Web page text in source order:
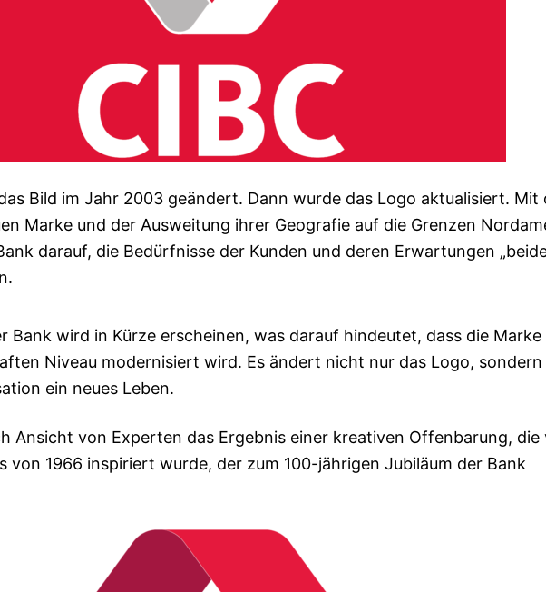
Bild im Jahr 2003 geändert. Dann wurde das Logo aktualisiert. Mit
Marke und der Ausweitung ihrer Geografie auf die Grenzen
darauf, die Bedürfnisse der Kunden und deren Erwartungen
Bank wird in Kürze erscheinen, was darauf hindeutet, dass die Marke
Niveau modernisiert wird. Es ändert nicht nur das Logo,
ein neues Leben.
Ansicht von Experten das Ergebnis einer kreativen Offenbarung, die
von 1966 inspiriert wurde, der zum 100-jährigen Jubiläum der Bank